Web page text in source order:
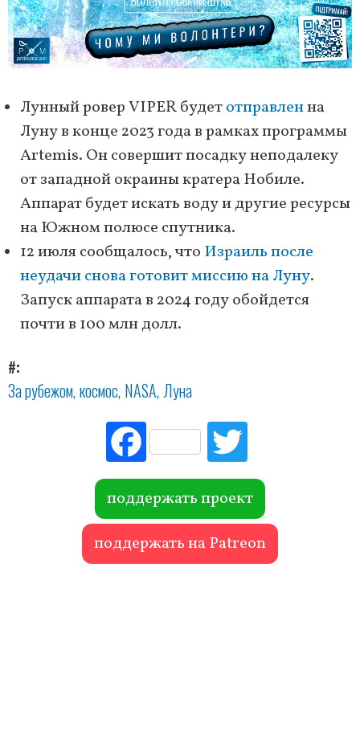
Лунный ровер VIPER будетотправленна
Луну в конце 2023 года в рамках программы
Artemis. Он совершит посадку неподалеку
от западной окраины кратера Нобиле.
Аппарат будет искать воду и другие ресурсы
на Южном полюсе спутника.
12 июля сообщалось, что Израиль после
неудачи снова готовит миссию на Луну.
Запуск аппарата в 2024 году обойдется
почти в 100 млн долл.
#
За рубежом космос NASA Луна
Fac
ebo
ok r
поддержать проект
поддержать на Patreon